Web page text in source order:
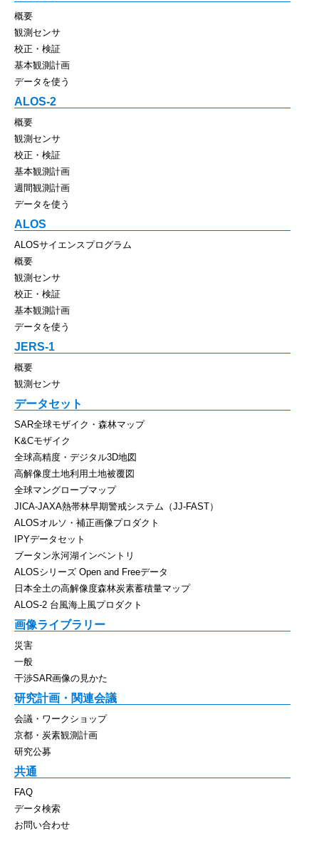
概要
観測センサ
校正・検証
基本観測計画
データを使う
ALOS-2
概要
観測センサ
校正・検証
基本観測計画
週間観測計画
データを使う
ALOS
ALOSサイエンスプログラム
概要
観測センサ
校正・検証
基本観測計画
データを使う
JERS-1
概要
観測センサ
データセット
SAR全球モザイク・森林マップ
K&Cモザイク
全球高精度・デジタル3D地図
高解像度土地利用土地被覆図
全球マングローブマップ
JICA-JAXA熱帯林早期警戒システム（JJ-FAST）
ALOSオルソ・補正画像プロダクト
IPYデータセット
ブータン氷河湖インベントリ
ALOSシリーズ Open and Freeデータ
日本全土の高解像度森林炭素蓄積量マップ
ALOS-2 台風海上風プロダクト
画像ライブラリー
災害
一般
干渉SAR画像の見かた
研究計画・関連会議
会議・ワークショップ
京都・炭素観測計画
研究公募
共通
FAQ
データ検索
お問い合わせ